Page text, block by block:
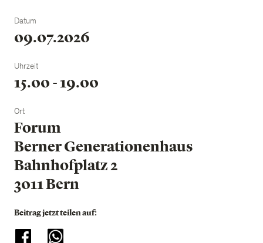
Datum
09.07.2026
Uhrzeit
15.00 - 19.00
Ort
Forum
Berner Generationenhaus
Bahnhofplatz 2
3011 Bern
Beitrag jetzt teilen auf: